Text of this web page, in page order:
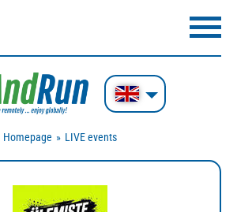
Homepage LIVE events